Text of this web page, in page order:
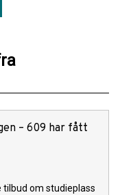
– 609 har fått
tilbud om studieplass